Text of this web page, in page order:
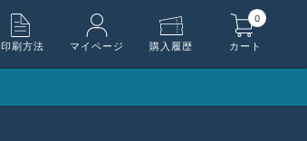
印刷方法 マイページ 購入履歴 カート
0